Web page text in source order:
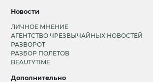
Новости
ЛИЧНОЕ МНЕНИЕ
АГЕНТСТВО ЧРЕЗВЫЧАЙНЫХ НОВОСТЕЙ
РАЗВОРОТ
РАЗБОР ПОЛЕТОВ
BEAUTYTIME
Дополнительно